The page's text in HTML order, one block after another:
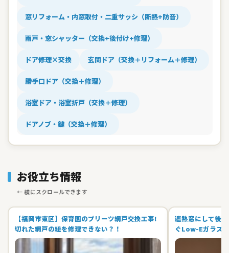
窓リフォーム・内窓取付・二重サッシ（断熱+防音）
雨戸・窓シャッター（交換+後付け+修理）
ドア修理×交換 玄関ドア（交換＋リフォーム＋修理）
勝手口ドア（交換＋修理）
浴室ドア・浴室折戸（交換＋修理）
ドアノブ・鍵（交換＋修理）
お役立ち情報
【福岡市東区】保育園のプリーツ網戸交換工事!
切れた網戸の紐を修理できない？！
遮熱窓にして後
ぐLow-Eガラス